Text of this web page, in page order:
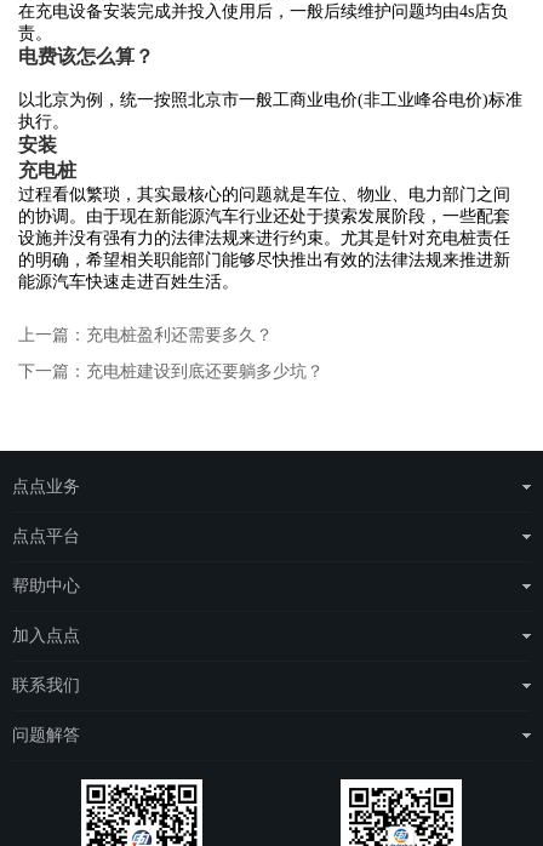
在充电设备安装完成并投入使用后，一般后续维护问题均由4s店负
责。
电费该怎么算？
以北京为例，统一按照北京市一般工商业电价(非工业峰谷电价)标准
执行。
安装
充电桩
过程看似繁琐，其实最核心的问题就是车位、物业、电力部门之间
的协调。由于现在新能源汽车行业还处于摸索发展阶段，一些配套
设施并没有强有力的法律法规来进行约束。尤其是针对充电桩责任
的明确，希望相关职能部门能够尽快推出有效的法律法规来推进新
能源汽车快速走进百姓生活。
上一篇：充电桩盈利还需要多久？
下一篇：充电桩建设到底还要躺多少坑？
点点业务
运营商整体解决方案
物联网云平台
点点平台
eSAS管理平台
eDOS管理平台
帮助中心
点点简介
常见问题
加入点点
城市合伙人
项目合伙人
联系我们
联系我们
问题解答
问题解答
用户注册协议